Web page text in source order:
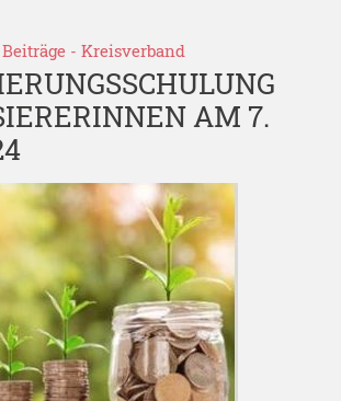
Beiträge - Kreisverband
AM 7.